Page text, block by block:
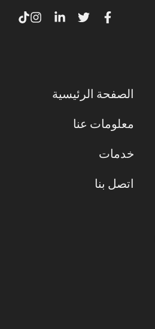
الصفحة الرئيسية
معلومات عنا
خدمات
اتصل بنا